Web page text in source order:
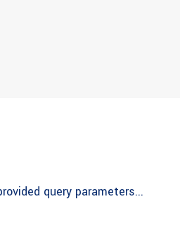
query parameters...